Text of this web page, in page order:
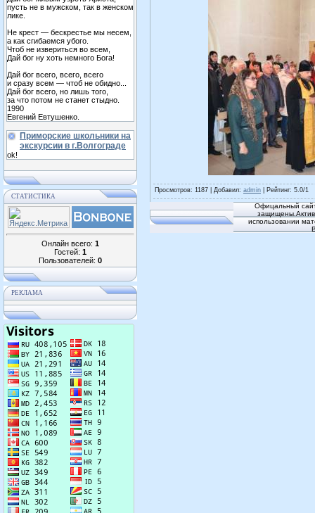
пусть не в мужском, так в женском
лике.
Не крест — бескрестье мы несем,
а как сгибаемся убого.
Чтоб не извериться во всем,
Дай бог ну хоть немного Бога!
Дай бог всего, всего, всего
и сразу всем — чтоб не обидно...
Дай бог всего, но лишь того,
за что потом не станет стыдно.
1990
Евгений Евтушенко.
Приморские школьники на
экскурсии в г.Волгограде
ok!
СТАТИСТИКА
Онлайн всего: 1
Гостей: 1
Пользователей: 0
РЕКЛАМА
Просмотров: 1187 | Добавил: admin Рейтинг: 5.0/1
Офицальный
использовании